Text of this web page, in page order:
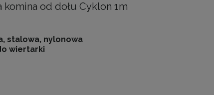
od dołu Cyklon 1m
stalowa, nylonowa
wiertarki